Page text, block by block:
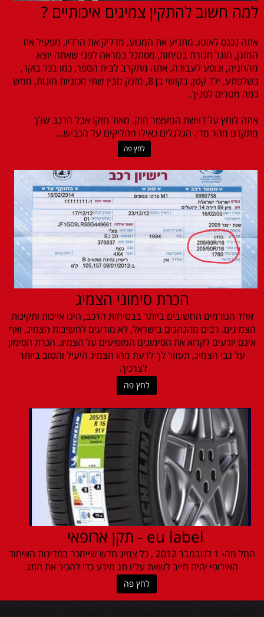
למה חשוב להתקין צמיגים איכותיים ?
אתה נכנס לאוטו. מתניע את המנוע, מדליק את הרדיו, מפעיל את
המזגן, חוגר חגורת בטיחות, מסתכל במראה לפני שאתה יוצא
מהחניה, ונוסע לעבודה. אתה מתקרב לבית הספר, כמו בכל בוקר,
כשלפתע, ילד קטן, בקושי בן 8, מזנק מבין שתי מכוניות חונות, ממש
כמה מטרים לפניך.
אתה לוחץ על דוושת המעצור חזק. מאוד חזק! אבל הרכב שלך
מתקדם מהר מדי. הגלגלים כאילו מחליקים על הכביש...
לחץ פה
הכרת סימוני הצמיג
אחד הגורמים החשובים ביותר בבטיחות הרכב, הינו אייכות ותקינות
הצמיגים. רבים מהנהגים בישראל, לא מודעים לחשיבות הצמיג, ואף
אינם יודעים לקרוא את הסימונים המופיעים על הצמיג. הכרת הסימון
על גבי הצמיג, תעזור לך לדעת מהו הצמיג היעיל והטוב ביותר
לצרכיך.
לחץ פה
eu label - תקן ארופאי
החל מה- 1 לנובמבר 2012 , כל צמיג חדש שיימכר במדינות האיחוד
האירופי יהיה חייב לשאת עליו תג מידע כדי להכיר את התג
לחץ פה